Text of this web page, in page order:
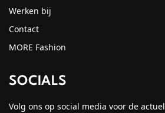
Werken bij
Contact
MORE Fashion
SOCIALS
Volg ons op social media voor de